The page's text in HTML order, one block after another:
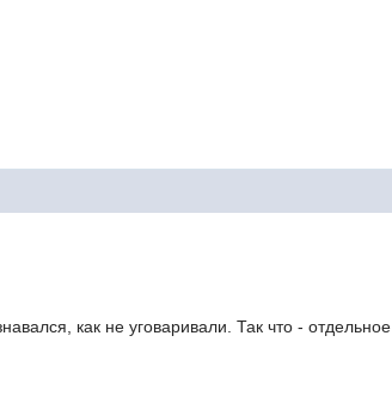
как не уговаривали. Так что - отдельное